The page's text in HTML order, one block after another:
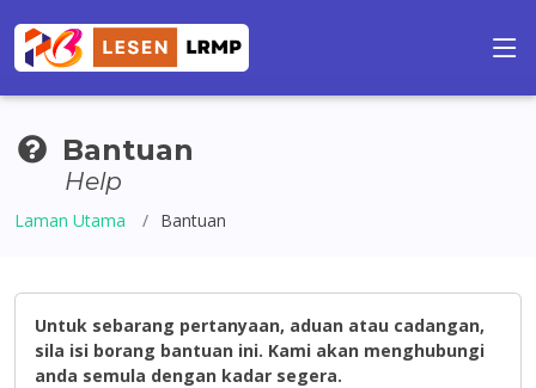
Bantuan
Help
Laman Utama Bantuan
Untuk sebarang pertanyaan, aduan atau cadangan,
sila isi borang bantuan ini. Kami akan menghubungi
anda semula dengan kadar segera.